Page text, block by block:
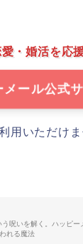
・婚活を応
メール公式
用いただけま
う呪いを解く。ハッピ
れる魔法